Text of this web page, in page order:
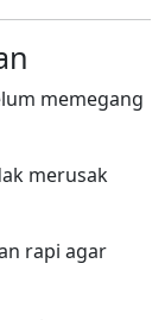
memegang
merusak
rapi agar